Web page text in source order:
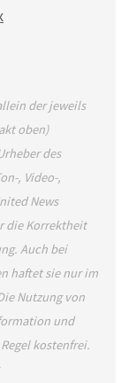
der jeweils
oben)
des
, Video-,
News
die Korrektheit
Auch bei
haftet sie nur im
Nutzung von
und
kostenfrei.